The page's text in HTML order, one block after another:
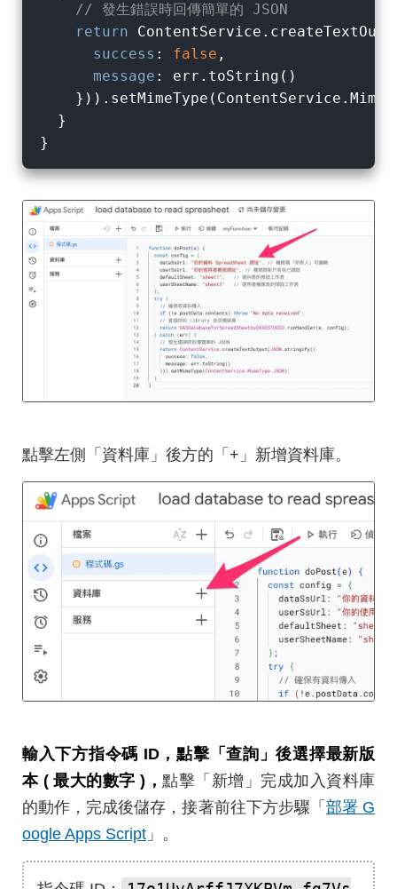
// 發生錯誤時回傳簡單的 JSON
return
success : false ,
message : err.toString()
  }
點擊左側「資料庫」後方的「+」新增資料庫。
輸入下方指令碼 ID，點擊「查詢」後選擇最新版
本 ( 最大的數字 )，點擊「新增」完成加入資料庫
的動作，完成後儲存，接著前往下方步驟「 部署 G
oogle Apps Script 」。